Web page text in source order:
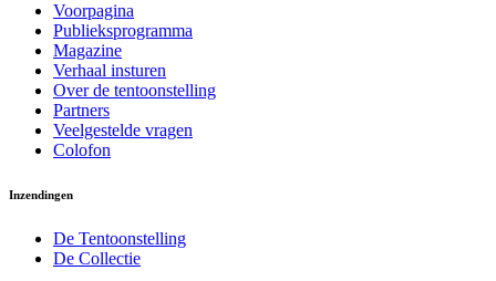
Voorpagina
Publieksprogramma
Magazine
Verhaal insturen
Over de tentoonstelling
Partners
Veelgestelde vragen
Colofon
Inzendingen
De Tentoonstelling
De Collectie